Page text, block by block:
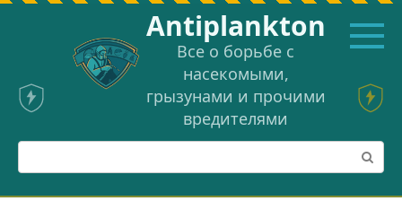
Перейти
Аntiplankton
Все о борьбе с
насекомыми,
грызунами и прочими
вредителями
Поиск: